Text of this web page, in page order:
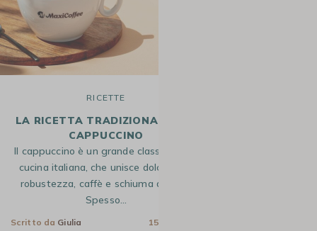
RICETTE
LA RICETTA TRADIZIONALE DEL
CAPPUCCINO
Il cappuccino è un grande classico della
cucina italiana, che unisce dolcezza e
robustezza, caffè e schiuma di latte.
Spesso…
Scritto da Giulia 15 Mag 2025